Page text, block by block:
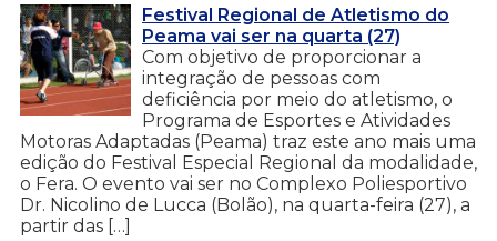
Festival Regional de Atletismo do
Peama vai ser na quarta (27)
Com objetivo de proporcionar a
integração de pessoas com
deficiência por meio do atletismo, o
Programa de Esportes e Atividades
Motoras Adaptadas (Peama) traz este ano mais uma
edição do Festival Especial Regional da modalidade,
o Fera. O evento vai ser no Complexo Poliesportivo
Dr. Nicolino de Lucca (Bolão), na quarta-feira (27), a
partir das […]